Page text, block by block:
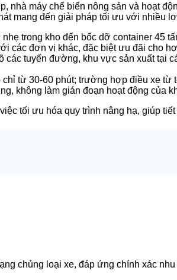
máy chế biến nông sản và hoạt
mang đến giải pháp tối ưu với nhiều
trong kho đến bốc dỡ container 45
các đơn vị khác, đặc biệt ưu đãi cho
các tuyến đường, khu vực sản xuất tại
từ 30-60 phút; trường hợp điều xe từ
không làm gián đoạn hoạt động của
tối ưu hóa quy trình nâng hạ, giúp
chủng loại xe, đáp ứng chính xác